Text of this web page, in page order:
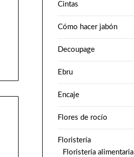
Cintas
Cómo hacer jabón
Decoupage
Ebru
Encaje
Flores de rocío
Floristería
Floristería alimentaria